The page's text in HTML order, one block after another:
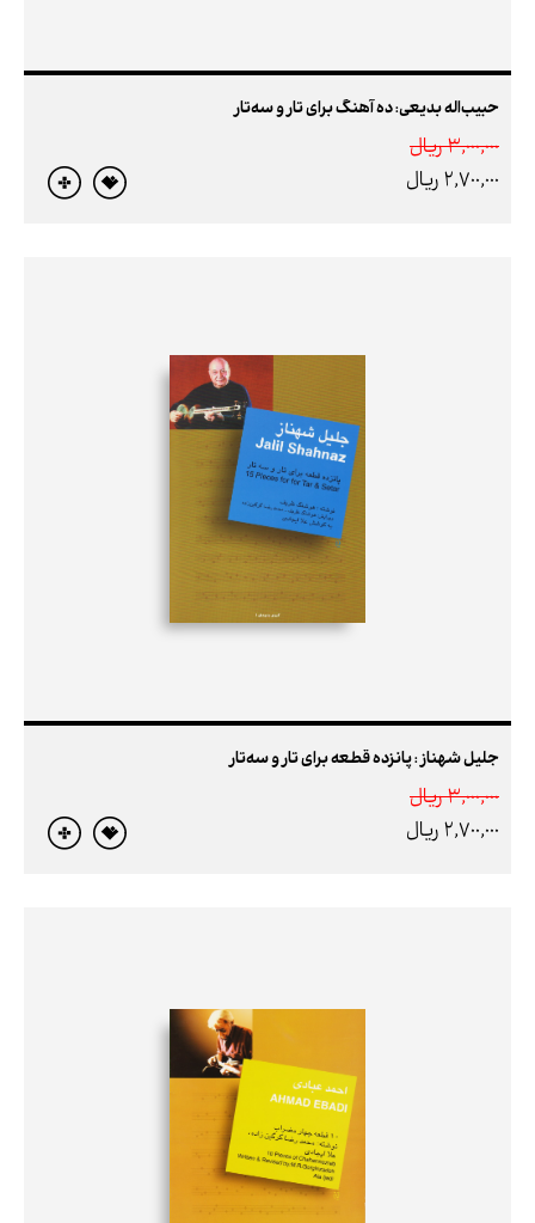
حبیب‌اله بدیعی: ده آهنگ برای تار و سه‌تار
3,000,000 ريال
2,700,000 ريال
جلیل شهناز : پانزده قطعه برای تار و سه‌تار
3,000,000 ريال
2,700,000 ريال